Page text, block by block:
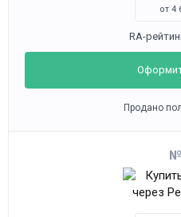
от 4
RA-
Продано